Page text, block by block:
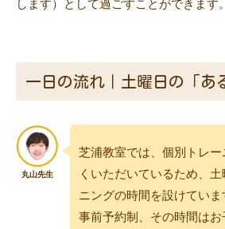
します）として過ごすことができます。
一日の流れ｜土曜日の「あ
芝浦教室では、個別トレ
くいただいているため、
ニングの時間を設けてい
事前予約制、その時間は